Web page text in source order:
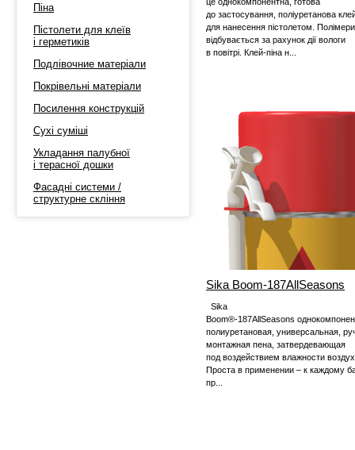
Піна
Пістолети для клеїв
і герметиків
Подлівочние матеріали
Покрівельні матеріали
Посилення конструкцій
Сухі суміші
Укладання палубної
і терасної дошки
Фасадні системи /
структурне скління
до застосування, поліуретанова
для нанесення пістолетом.
відбувається за рахунок дії вологи
в повітрі. Клей-піна н...
Sika Boom-187AllSeasons
Sika
Boom®-187AllSeasons
полиуретановая, универсальная,
монтажная пена, затвердевающая
под воздействием влажности
Проста в применении – к каждому
пр...